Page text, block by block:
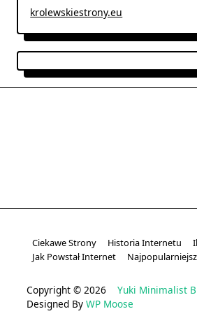
krolewskiestrony.eu
Ciekawe Strony Historia Internetu
Jak Powstał Internet
Copyright © 2026 Yuki Minimalist
Designed By WP Moose